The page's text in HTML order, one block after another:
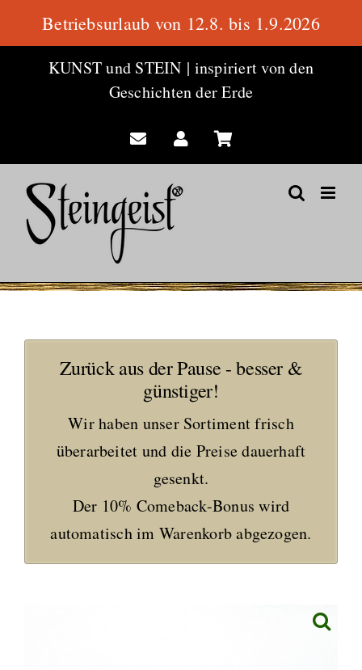
KUNST und STEIN | inspiriert von den
Geschichten der Erde
Zurück aus der Pause - besser &
günstiger!
Wir haben unser Sortiment frisch
überarbeitet und die Preise dauerhaft
gesenkt.
Der 10% Comeback-Bonus wird
automatisch im Warenkorb abgezogen.
Betriebsurlaub von 12.8. bis 1.9.2026